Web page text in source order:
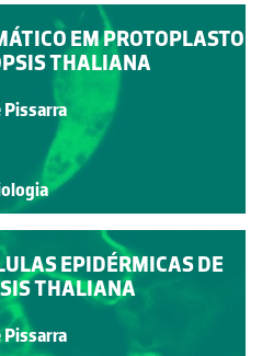
EM PROTOPLASTO
THALIANA
Pissarra
EPIDÉRMICAS DE
THALIANA
Pissarra